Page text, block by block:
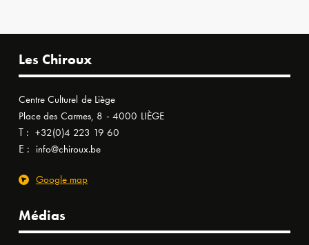
Les Chiroux
Centre Culturel de Liège
Place des Carmes, 8 - 4000 LIÈGE
T : +32(0)4 223 19 60
E : info@chiroux.be
Google map
Médias